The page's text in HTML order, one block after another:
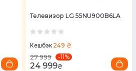
Телевизор LG 55NU900B6LA
Кешбэк 249 ₴
27 999
-11%
24 999₴